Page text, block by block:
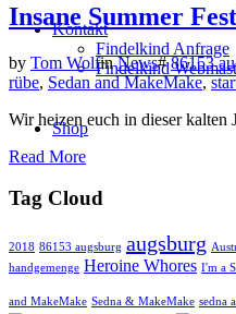
Kontakt
Findelkind Anfrage
Findelkind
Shop
Insane Summer
by Tom WolfinNews#86153
rübe, Sedan and MakeMake,
Wir heizen euch in dieser kalten
Read More
Tag Cloud
2018 86153 augsburg augsburg
handgemenge Heroine Whores I'm a
and MakeMake Sedna & MakeMake sedna